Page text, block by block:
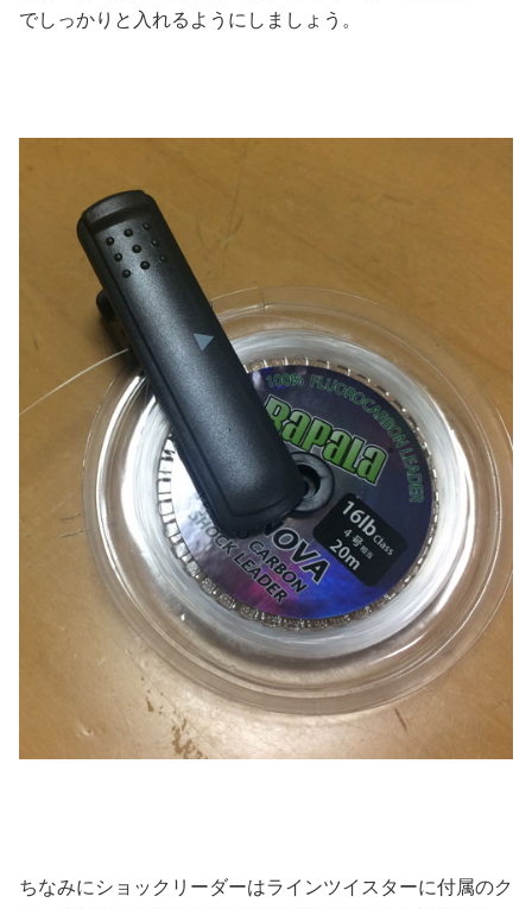
でしっかりと入れるようにしましょう。
ちなみにショックリーダーはラインツイスターに付属のク